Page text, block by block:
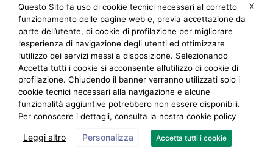
Articoli correlati
La Lombardia raggiunge il target Pnrr su Case e
Ospedali di Comunità
25 Giu 2026
Pnrr, Fontana: in Lombardia investiti 23 miliardi per
112.000 opere
X
Questo Sito fa uso di cookie tecnici necessari al corretto
funzionamento delle pagine web e, previa accettazione da
parte dell’utente, di cookie di profilazione per migliorare
l’esperienza di navigazione degli utenti ed ottimizzare
l’utilizzo dei servizi messi a disposizione. Selezionando
Accetta tutti i cookie si acconsente all’utilizzo di cookie di
profilazione. Chiudendo il banner verranno utilizzati solo i
cookie tecnici necessari alla navigazione e alcune
funzionalità aggiuntive potrebbero non essere disponibili.
Per conoscere i dettagli, consulta la nostra cookie policy
Leggi altro Personalizza Accetta tutti i cookie